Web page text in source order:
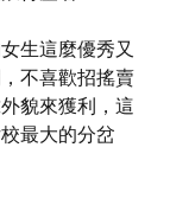
生這麼優秀又
不喜歡招搖賣
貌來獲利，這
最大的分岔